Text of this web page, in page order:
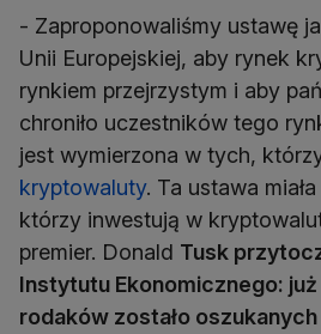
- Zaproponowaliśmy ustawę
Unii Europejskiej, aby rynek
rynkiem przejrzystym i aby
chroniło uczestników tego
jest wymierzona w tych,
kryptowaluty. Ta ustawa
którzy inwestują w
premier. Donald Tusk
Instytutu Ekonomicznego:
rodaków zostało